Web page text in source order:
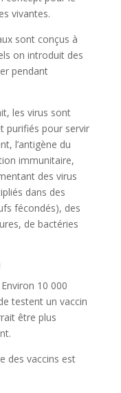
vivantes.
sont conçus à
on introduit des
pendant
les virus sont
purifiés pour servir
l’antigène du
immunitaire,
des virus
dans des
fécondés), des
de bactéries
10 000
testent un vaccin
être plus
des vaccins est